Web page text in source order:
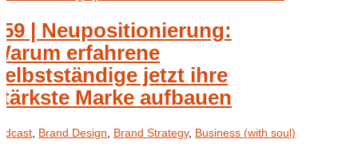
| Neupositionierung:
erfahrene
jetzt ihre
Marke aufbauen
, Brand Design, Brand Strategy, Business (with soul)